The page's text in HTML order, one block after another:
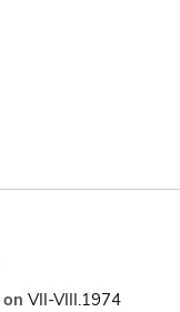
on VII-VIII.1974